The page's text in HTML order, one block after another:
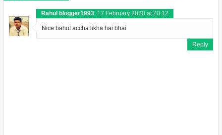
Rahul blogger1993 17 February 2020 at 20:12
Nice bahut accha likha hai bhai
Reply